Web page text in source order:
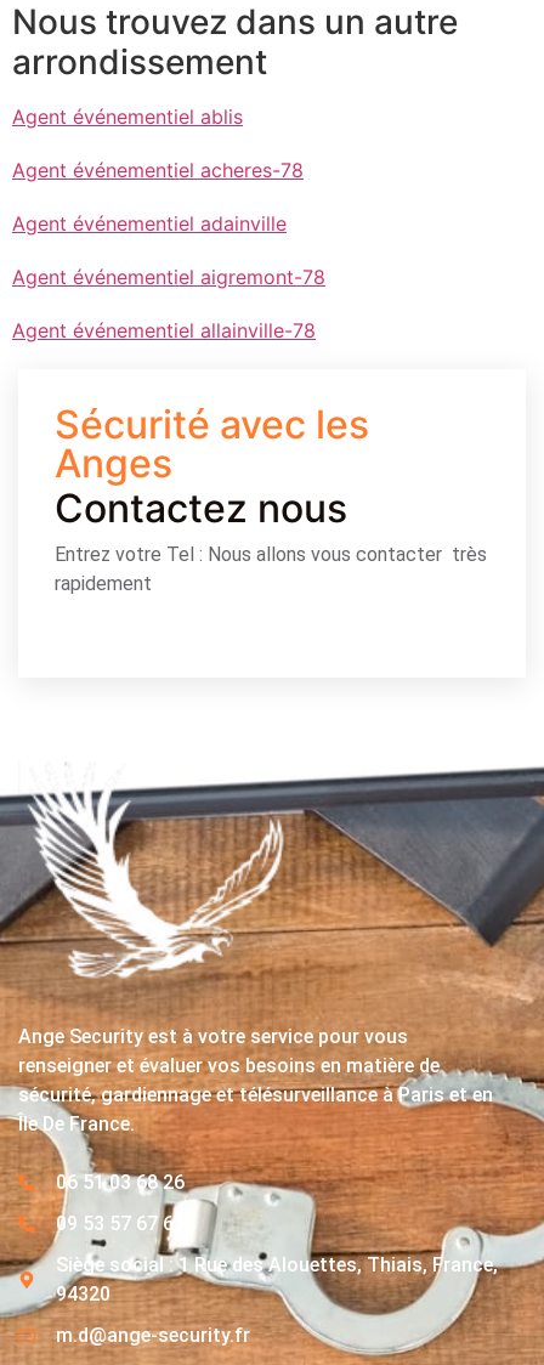
Nous trouvez dans un autre
arrondissement
Agent événementiel ablis
Agent événementiel acheres-78
Agent événementiel adainville
Agent événementiel aigremont-78
Agent événementiel allainville-78
Sécurité avec les
Anges
Contactez nous
Entrez votre Tel : Nous allons vous contacter très
rapidement
Ange Security est à votre service pour vous
renseigner et évaluer vos besoins en matière de
sécurité, gardiennage et télésurveillance à Paris et en
Île De France.
06 51 03 68 26
09 53 57 67 63
Siège social : 1 Rue des Alouettes, Thiais, France,
94320
m.d@ange-security.fr